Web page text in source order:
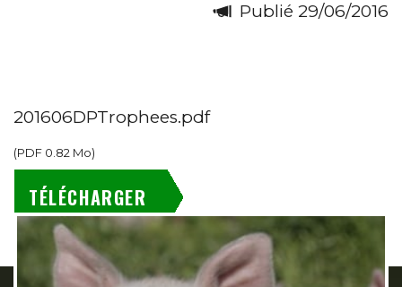
Publié 29/06/2016
201606DPTrophees.pdf
(PDF 0.82 Mo)
TÉLÉCHARGER